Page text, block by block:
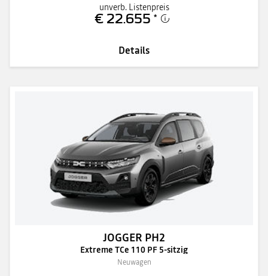
unverb. Listenpreis
€ 22.655 *
Details
JOGGER PH2
Extreme TCe 110 PF 5-sitzig
Neuwagen